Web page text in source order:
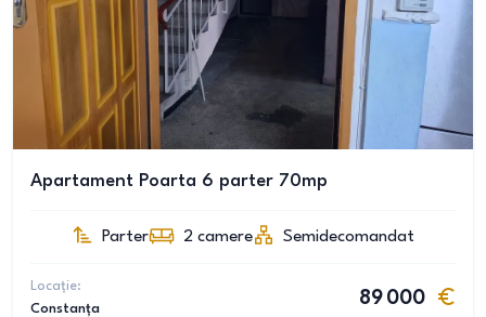
Apartament Poarta 6 parter 70mp
Parter 2 camere Semidecomandat
Locație:
Constanța
89 000